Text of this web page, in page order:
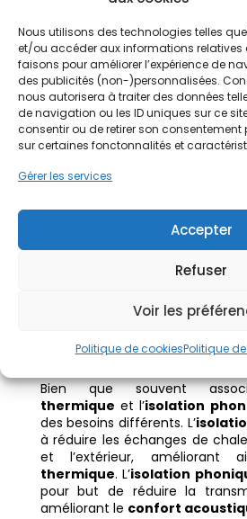
Nous utilisons des technologies telles
et/ou accéder aux informations relatives
faisons pour améliorer l’expérience de
des publicités (non-)personnalisées.
nous autorisera à traiter des données
de navigation ou les ID uniques sur ce
consentir ou de retirer son
sur certaines fonctonnalités et
Gérer les services
Accepter
Refuser
Voir les
Politique de cookiesPolitique
Matériaux
l’isolation des
Pour l’isolation des combles,
sont recommandés en
caractéristiques. La
sont des options populaires. Le
vos priorités en termes
thermique, d’isolation
Isolation
complément de
thermique
Bien que souvent
thermique et l’isolation
des besoins différents. L’
à réduire les échanges de
et l’extérieur, améliorant
thermique. L’isolation
pour but de réduire la
améliorant le confort